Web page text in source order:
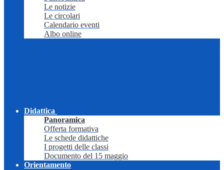
Le notizie
Le circolari
Calendario eventi
Albo online
Didattica
Panoramica
Offerta formativa
Le schede didattiche
I progetti delle classi
Documento del 15 maggio
Orientamento